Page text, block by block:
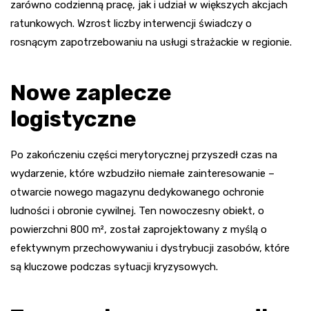
zarówno codzienną pracę, jak i udział w większych akcjach
ratunkowych. Wzrost liczby interwencji świadczy o
rosnącym zapotrzebowaniu na usługi strażackie w regionie.
Nowe zaplecze
logistyczne
Po zakończeniu części merytorycznej przyszedł czas na
wydarzenie, które wzbudziło niemałe zainteresowanie –
otwarcie nowego magazynu dedykowanego ochronie
ludności i obronie cywilnej. Ten nowoczesny obiekt, o
powierzchni 800 m², został zaprojektowany z myślą o
efektywnym przechowywaniu i dystrybucji zasobów, które
są kluczowe podczas sytuacji kryzysowych.